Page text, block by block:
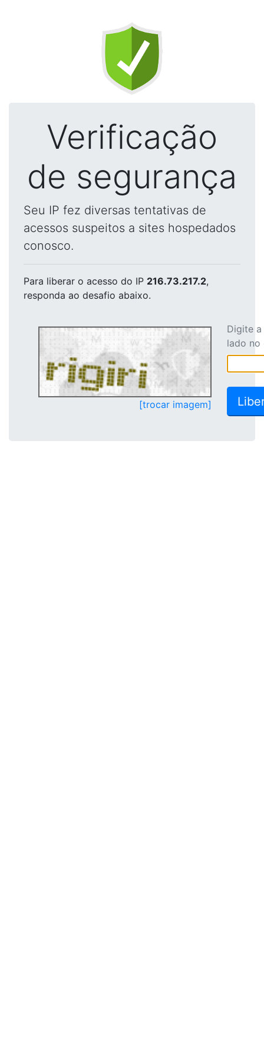
Verificação
de segurança
Seu IP fez diversas tentativas de
acessos suspeitos a sites hospedados
conosco.
Para liberar o acesso do IP 216.73.217.2,
responda ao desafio abaixo.
[trocar imagem]
Digite
lado no